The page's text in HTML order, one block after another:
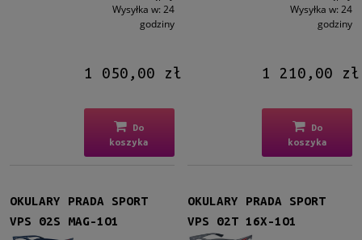
Wysyłka w: 24
godziny
1 050,00 zł
Do
koszyka
Wysyłka w: 24
godziny
1 210,00 zł
Do
koszyka
OKULARY PRADA SPORT
VPS 02S MAG-1O1
OKULARY PRADA SPORT
VPS 02T 16X-1O1